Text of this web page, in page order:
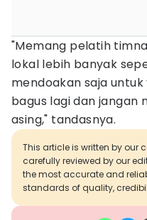
"Memang pelatih
lokal lebih banyak
mendoakan saja
bagus lagi dan jangan
asing," tandasnya.
This article is written by our
carefully reviewed by our
the most accurate and
standards of quality,